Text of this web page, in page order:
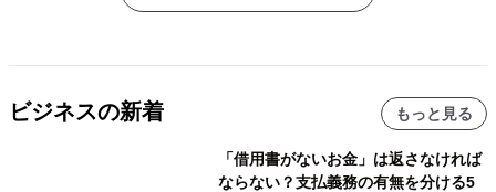
ビジネスの新着 もっと見る
「借用書がないお金」は返さなければ
ならない？支払義務の有無を分ける5